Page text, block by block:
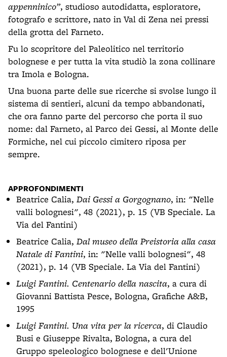
appenninico”, studioso autodidatta, esploratore,
fotografo e scrittore, nato in Val di Zena nei pressi
della grotta del Farneto.
Fu lo scopritore del Paleolitico nel territorio
bolognese e per tutta la vita studiò la zona collinare
tra Imola e Bologna.
Una buona parte delle sue ricerche si svolse lungo il
sistema di sentieri, alcuni da tempo abbandonati,
che ora fanno parte del percorso che porta il suo
nome: dal Farneto, al Parco dei Gessi, al Monte delle
Formiche, nel cui piccolo cimitero riposa per
sempre.
APPROFONDIMENTI
Beatrice Calia, Dai Gessi a Gorgognano, in: "Nelle
valli bolognesi", 48 (2021), p. 15 (VB Speciale. La
Via del Fantini)
Beatrice Calia, Dal museo della Preistoria alla casa
Natale di Fantini, in: "Nelle valli bolognesi", 48
(2021), p. 14 (VB Speciale. La Via del Fantini)
Luigi Fantini. Centenario della nascita, a cura di
Giovanni Battista Pesce, Bologna, Grafiche A&B,
1995
Luigi Fantini. Una vita per la ricerca, di Claudio
Busi e Giuseppe Rivalta, Bologna, a cura del
Gruppo speleologico bolognese e dell'Unione